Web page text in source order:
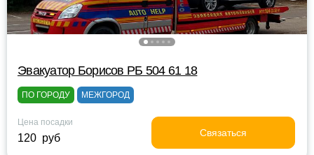
Эвакуатор Борисов РБ 504 61 18
ПО ГОРОДУ МЕЖГОРОД
Цена посадки
120 руб Связаться